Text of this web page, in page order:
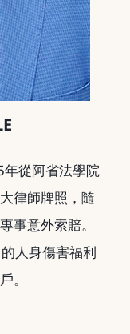
從阿省法學院
律師牌照，隨
事意外索賠。
人身傷害福利
。